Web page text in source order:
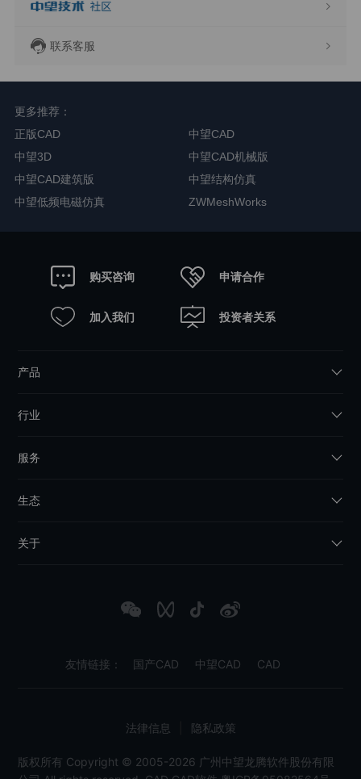
联系客服
更多推荐：
正版CAD
中望CAD
中望3D
中望CAD机械版
中望CAD建筑版
中望结构仿真
中望低频电磁仿真
ZWMeshWorks
购买咨询 申请合作
加入我们 投资者关系
产品
行业
服务
生态
关于
友情链接： 国产CAD 中望CAD CAD
版权所有 Copyright © 2005-2026 广州中望龙腾软件股份有限
法律信息 隐私政策